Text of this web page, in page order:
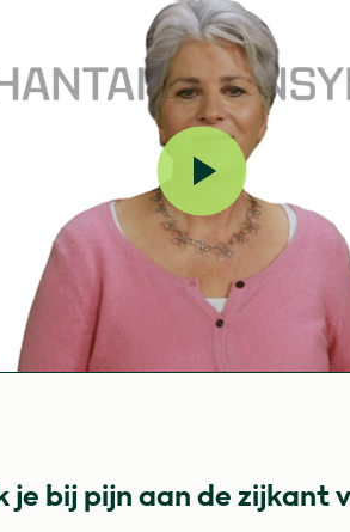
Video
afspelen
is
je bij pijn aan de zijkant